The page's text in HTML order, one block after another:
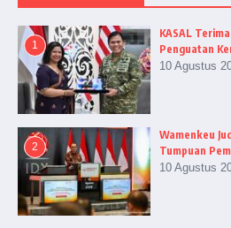
1
KASAL
Penguatan
10 Agustus
2
Wamenkeu
Tumpuan
10 Agustus